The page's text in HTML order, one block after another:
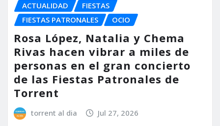
ACTUALIDAD
FIESTAS
FIESTAS PATRONALES
OCIO
Rosa López, Natalia y Chema
Rivas hacen vibrar a miles de
personas en el gran concierto
de las Fiestas Patronales de
Torrent
torrent al dia Jul 27, 2026